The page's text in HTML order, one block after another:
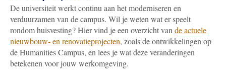
De universiteit werkt continu aan het moderniseren en
verduurzamen van de campus. Wil je weten wat er speelt
rondom huisvesting? Hier vind je een overzicht van de actuele
nieuwbouw- en renovatieprojecten, zoals de ontwikkelingen op
de Humanities Campus, en lees je wat deze veranderingen
betekenen voor jouw werkomgeving.